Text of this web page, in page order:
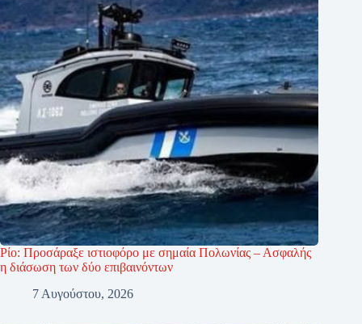
Ρίο: Προσάραξε ιστιοφόρο με σημαία Πολωνίας – Ασφαλής
η διάσωση των δύο επιβαινόντων
7 Αυγούστου, 2026